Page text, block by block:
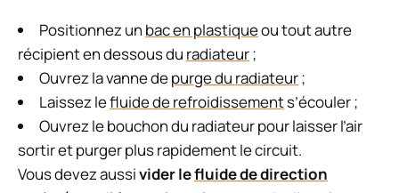
Positionnez un bac en plastiqueou tout autre
récipient en dessous du radiateur;
Ouvrez la vanne depurge du radiateur;
Laissez lefluide de refroidissements’écouler ;
Ouvrez le bouchon du radiateur pour laisser l’air
sortir et purger plus rapidement le circuit.
Vous devez aussivider lefluide de direction